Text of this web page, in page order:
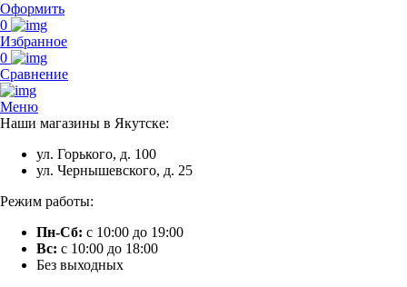
Оформить
0
Избранное
0
Сравнение
Меню
Наши магазины в Якутске:
ул. Горького, д. 100
ул. Чернышевского, д. 25
Режим работы:
Пн-Сб: с 10:00 до 19:00
Вс: с 10:00 до 18:00
Без выходных